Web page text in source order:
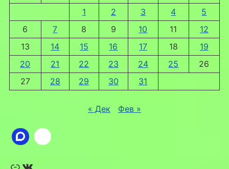
1
2 3 4
5
6
7 8 9 10 11
12
13
14 15 16 17 18
19
20
21 22 23 24 25
26
27
28 29 30 31
« Дек Фев »
Ссылка